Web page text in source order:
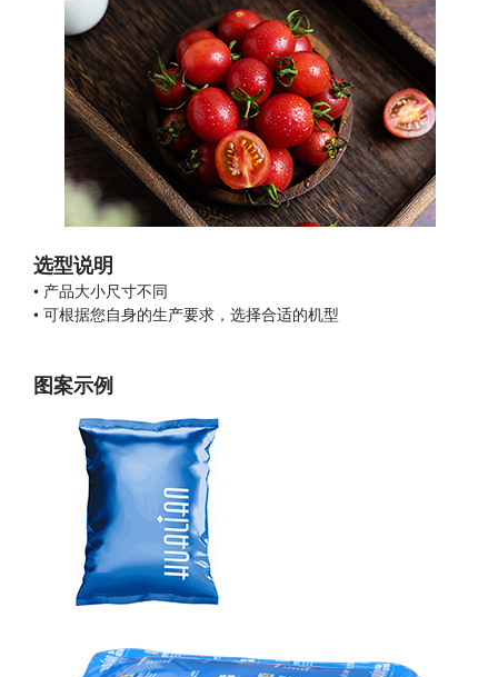
选型说明
• 产品大小尺寸不同
• 可根据您自身的生产要求，选择合适的机型
图案示例